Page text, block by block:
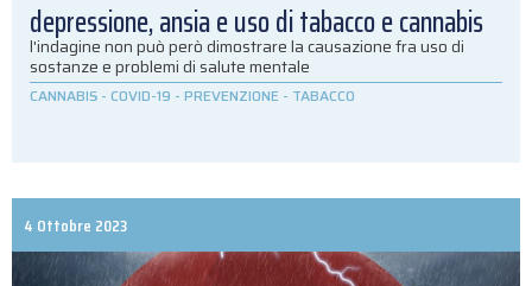
depressione, ansia e uso di tabacco e cannabis
l'indagine non può però dimostrare la causazione fra uso di
sostanze e problemi di salute mentale
CANNABIS - COVID-19 - PREVENZIONE - TABACCO
4 Ottobre 2023